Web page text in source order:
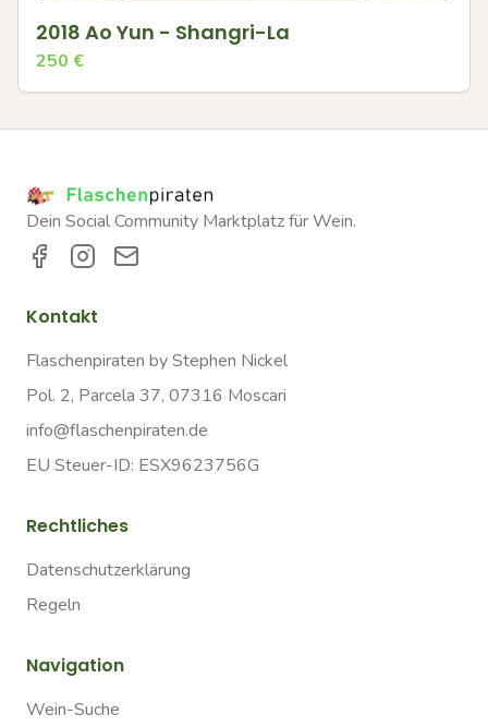
2018 Ao Yun - Shangri-La
250 €
Dein Social Community Marktplatz für Wein.
Kontakt
Flaschenpiraten by Stephen Nickel
Pol. 2, Parcela 37, 07316 Moscari
info@flaschenpiraten.de
EU Steuer-ID: ESX9623756G
Rechtliches
Datenschutzerklärung
Regeln
Navigation
Wein-Suche